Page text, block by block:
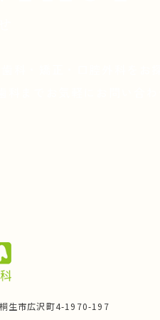
生市広沢町4-1970-197